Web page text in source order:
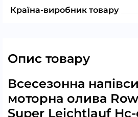
Країна-виробник товару
Опис товару
Всесезонна
моторна олива
Super Leichtlauf Hc-